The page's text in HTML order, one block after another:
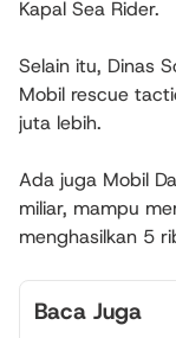
Kapal Sea Rider.
Selain itu, Dinas
Mobil rescue
juta lebih.
Ada juga Mobil
miliar, mampu
menghasilkan 5
Baca Juga